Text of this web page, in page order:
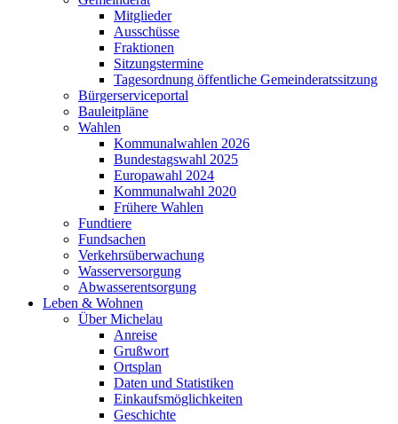
Mitglieder
Ausschüsse
Fraktionen
Sitzungstermine
Tagesordnung öffentliche Gemeinderatssitzung
Bürgerserviceportal
Bauleitpläne
Wahlen
Kommunalwahlen 2026
Bundestagswahl 2025
Europawahl 2024
Kommunalwahl 2020
Frühere Wahlen
Fundtiere
Fundsachen
Verkehrsüberwachung
Wasserversorgung
Abwasserentsorgung
Leben & Wohnen
Über Michelau
Anreise
Grußwort
Ortsplan
Daten und Statistiken
Einkaufsmöglichkeiten
Geschichte